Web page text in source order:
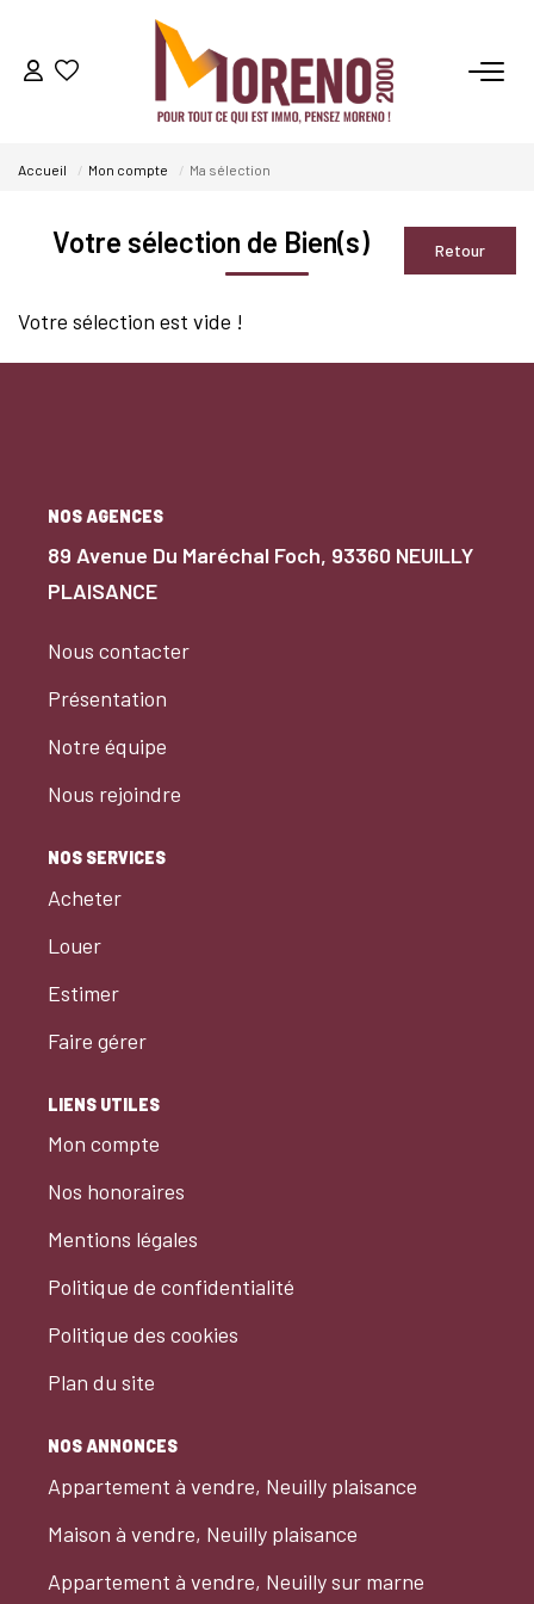
VENTES
ESTIMATION
Nous Rejoindre
Accueil Mon compte Ma sélection
Votre sélection de Bien(s)
Votre sélection est vide !
NOS AGENCES
89 Avenue Du Maréchal Foch, 93360 NEUILLY
PLAISANCE
Nous contacter
Présentation
Notre équipe
Nous rejoindre
NOS SERVICES
Acheter
Louer
Estimer
Faire gérer
LIENS UTILES
Mon compte
Nos honoraires
Mentions légales
Politique de confidentialité
Politique des cookies
Plan du site
NOS ANNONCES
Appartement à vendre, Neuilly plaisance
Maison à vendre, Neuilly plaisance
Appartement à vendre, Neuilly sur marne